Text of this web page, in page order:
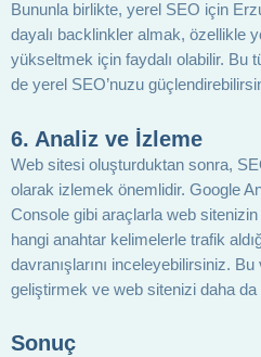
Bununla birlikte, yerel SEO için
dayalı backlinkler almak, özellikle
yükseltmek için faydalı olabilir. Bu
de yerel SEO’nuzu
6. Analiz ve İzleme
Web sitesi oluşturduktan sonra,
olarak izlemek önemlidir. Google
Console gibi araçlarla web sitenizin
hangi anahtar kelimelerle trafik
davranışlarını inceleyebilirsiniz.
geliştirmek ve web sitenizi daha da
Sonuç